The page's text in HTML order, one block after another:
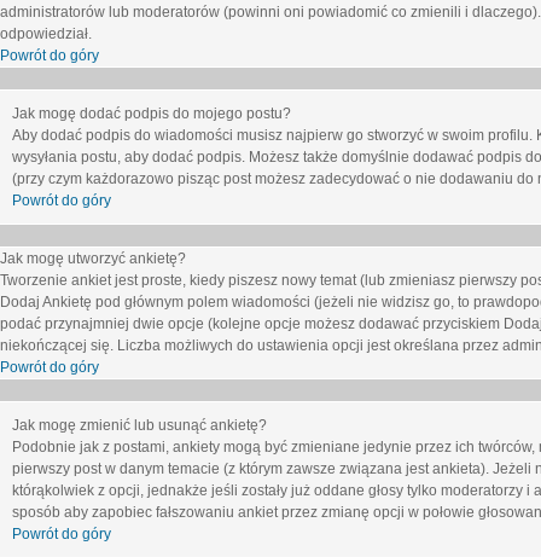
administratorów lub moderatorów (powinni oni powiadomić co zmienili i
odpowiedział.
Powrót do góry
Jak mogę dodać podpis do mojego postu?
Aby dodać podpis do wiadomości musisz najpierw go stworzyć w swoim
wysyłania postu, aby dodać podpis. Możesz także domyślnie dodawać podpis
(przy czym każdorazowo pisząc post możesz zadecydować o nie dodawaniu
Powrót do góry
Jak mogę utworzyć ankietę?
Tworzenie ankiet jest proste, kiedy piszesz nowy temat (lub zmieniasz pierwszy
Dodaj Ankietę pod głównym polem wiadomości (jeżeli nie widzisz go, to
podać przynajmniej dwie opcje (kolejne opcje możesz dodawać przyciskiem
niekończącej się. Liczba możliwych do ustawienia opcji jest określana przez
Powrót do góry
Jak mogę zmienić lub usunąć ankietę?
Podobnie jak z postami, ankiety mogą być zmieniane jedynie przez ich
pierwszy post w danym temacie (z którym zawsze związana jest ankieta).
którąkolwiek z opcji, jednakże jeśli zostały już oddane głosy tylko
sposób aby zapobiec fałszowaniu ankiet przez zmianę opcji w połowie
Powrót do góry